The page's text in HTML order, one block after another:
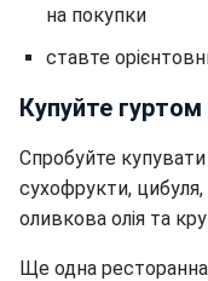
на покупки
ставте
Купуйте гуртом
Спробуйте купувати
сухофрукти,
оливкова олія та
Ще одна